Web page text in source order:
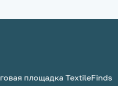
площадка TextileFinds